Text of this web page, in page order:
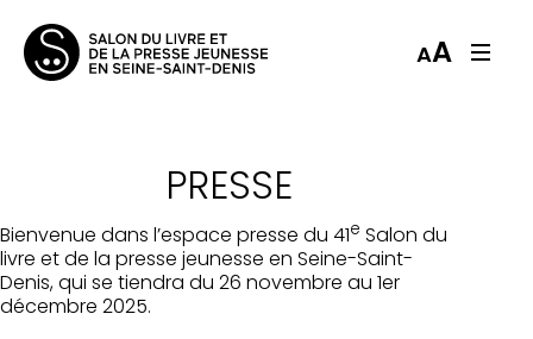
AA
PRESSE
Bienvenue dans l’espace presse du 41e Salon du
livre et de la presse jeunesse en Seine-Saint-
Denis, qui se tiendra du 26 novembre au 1er
décembre 2025.